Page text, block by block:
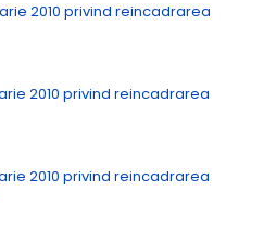
2010 privind reincadrarea
2010 privind reincadrarea
2010 privind reincadrarea